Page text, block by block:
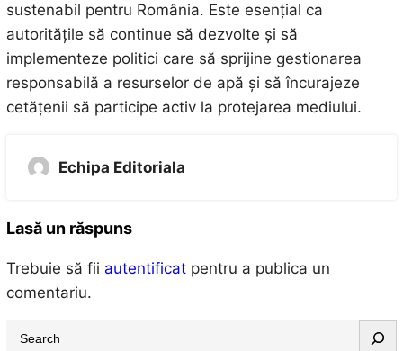
sustenabil pentru România. Este esențial ca
autoritățile să continue să dezvolte și să
implementeze politici care să sprijine gestionarea
responsabilă a resurselor de apă și să încurajeze
cetățenii să participe activ la protejarea mediului.
Echipa Editoriala
Lasă un răspuns
Trebuie să fii autentificatpentru a publica un
comentariu.